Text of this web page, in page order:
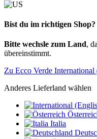
Bist du im richtigen Shop?
Bitte wechsle zum Land,
übereinstimmt.
Zu Ecco Verde
Anderes Lieferland wählen
Italia